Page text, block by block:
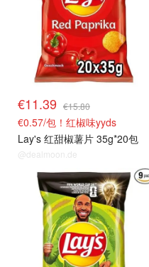
€11.39 €15.80
€0.57/包！红椒味yyds
Lay's 红甜椒薯片 35g*20包
@dealmoon.de